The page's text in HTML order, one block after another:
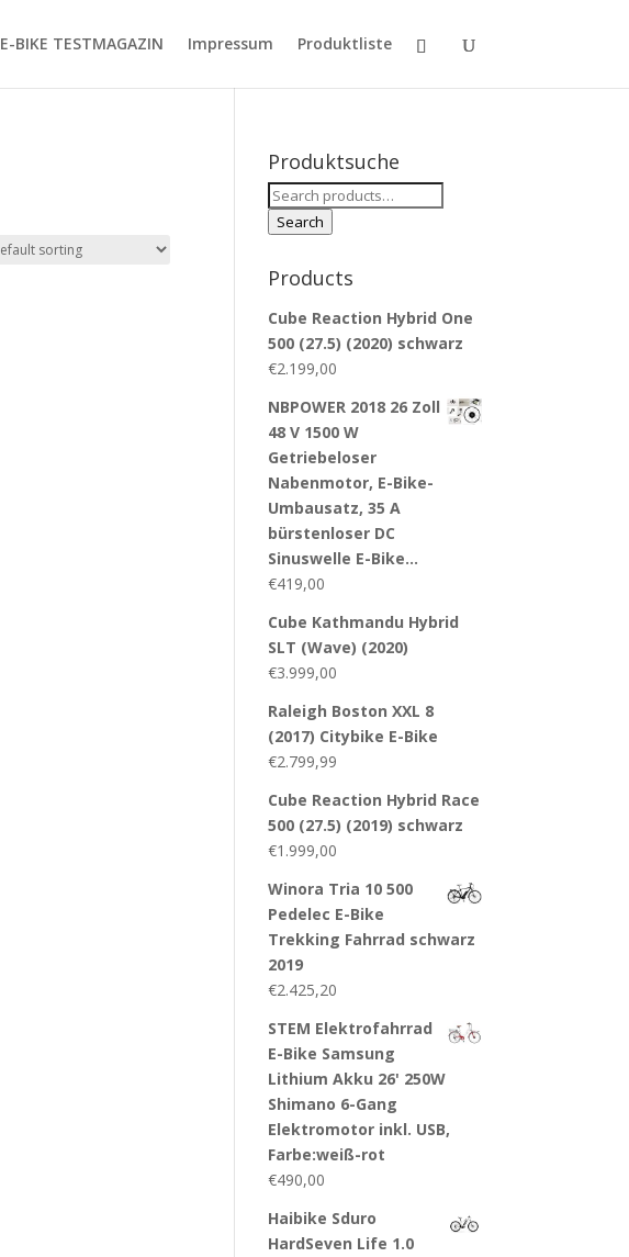
E-BIKE TESTMAGAZIN Impressum Produktliste
Produktsuche
Search
for:
Search
Products
Cube Reaction Hybrid One
500 (27.5) (2020) schwarz
€2.199,00
NBPOWER 2018 26 Zoll
48 V 1500 W
Getriebeloser
Nabenmotor, E-Bike-
Umbausatz, 35 A
bürstenloser DC
Sinuswelle E-Bike…
€419,00
Cube Kathmandu Hybrid
SLT (Wave) (2020)
€3.999,00
Raleigh Boston XXL 8
(2017) Citybike E-Bike
€2.799,99
Cube Reaction Hybrid Race
500 (27.5) (2019) schwarz
€1.999,00
Winora Tria 10 500
Pedelec E-Bike
Trekking Fahrrad schwarz
2019
€2.425,20
STEM Elektrofahrrad
E-Bike Samsung
Lithium Akku 26' 250W
Shimano 6-Gang
Elektromotor inkl. USB,
Farbe:weiß-rot
€490,00
Haibike Sduro
HardSeven Life 1.0